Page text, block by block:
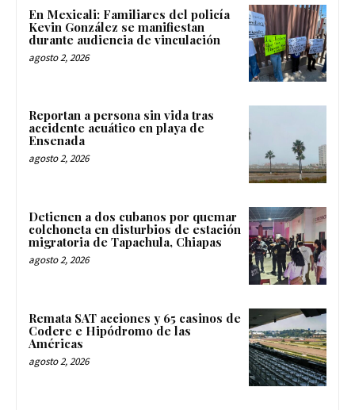
En Mexicali: Familiares del policía
Kevin González se manifiestan
durante audiencia de vinculación
agosto 2, 2026
Reportan a persona sin vida tras
accidente acuático en playa de
Ensenada
agosto 2, 2026
Detienen a dos cubanos por quemar
colchoneta en disturbios de estación
migratoria de Tapachula, Chiapas
agosto 2, 2026
Remata SAT acciones y 65 casinos de
Codere e Hipódromo de las
Américas
agosto 2, 2026